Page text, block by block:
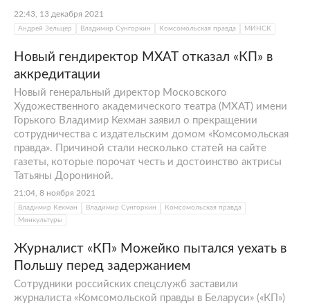
22:43, 13 декабря 2021
Андрей Зельцер Владимир Сунгоркин Комсомольская правда МИНСК
Новый гендиректор МХАТ отказал «КП» в
аккредитации
Новый генеральный директор Московского
Художественного академического театра (МХАТ) имени
Горького Владимир Кехман заявил о прекращении
сотрудничества с издательским домом «Комсомольская
правда». Причиной стали несколько статей на сайте
газеты, которые порочат честь и достоинство актрисы
Татьяны Дорониной.
21:04, 8 ноября 2021
Владимир Кехман Владимир Сунгоркин
Комсомольская правда
Минкультуры
Журналист «КП» Можейко пытался уехать в
Польшу перед задержанием
Сотрудники российских спецслужб заставили
журналиста «Комсомольской правды в Беларуси» («КП»)